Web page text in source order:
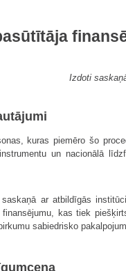
Izdoti
kuras piemēro šo
un nacionālā
ar atbildīgās
kas tiek
sabiedrisko